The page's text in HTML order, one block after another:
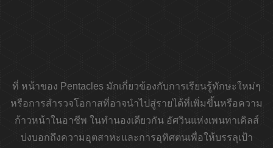
ที่ หน้าของ Pentacles มักเกี่ยวข้องกับการเรียนรู้ทักษะใหม่ๆ
หรือการสำรวจโอกาสที่อาจนำไปสู่รายได้ที่เพิ่มขึ้นหรือความ
ก้าวหน้าในอาชีพ ในทำนองเดียวกัน อัศวินแห่งเพนทาเคิลส์
บ่งบอกถึงความอุตสาหะและการอุทิศตนเพื่อให้บรรลุเป้า